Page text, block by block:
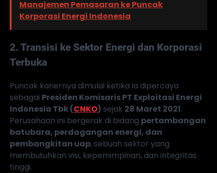
Manajemen Pemasaran ke Puncak
Korporasi Energi Indonesia
2. Transisi ke Sektor Energi dan Korporasi
Terbuka
Puncak kariernya dimulai ketika ia dipercaya
sebagai Presiden Komisaris PT Exploitasi Energi
Indonesia Tbk (CNKO) sejak 28 Maret 2021.
Perusahaan ini bergerak di bidang pertambangan
batubara, perdagangan energi, dan
pembangkitan uap, sebuah sektor yang
membutuhkan visi, kepemimpinan, dan integritas
tinggi.